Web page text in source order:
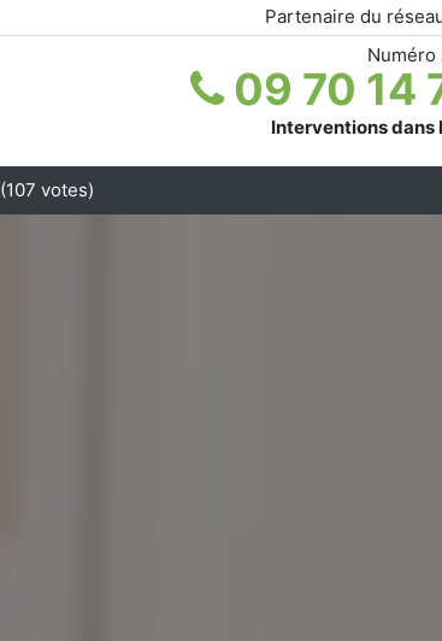
Partenaire du
Numéro
09 70 14
Interventions dans
(107 votes)